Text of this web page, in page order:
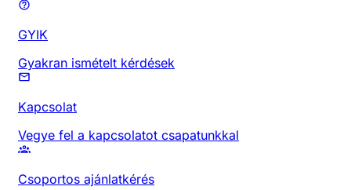
GYIK
Gyakran ismételt kérdések
Kapcsolat
Vegye fel a kapcsolatot csapatunkkal
Csoportos ajánlatkérés